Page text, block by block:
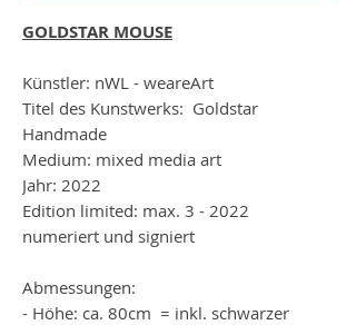
GOLDSTAR MOUSE
Künstler: nWL - weareArt
Titel des Kunstwerks: Goldstar
Handmade
Medium: mixed media art
Jahr: 2022
Edition limited: max. 3 - 2022
numeriert und signiert
Abmessungen:
- Höhe: ca. 80cm = inkl. schwarzer